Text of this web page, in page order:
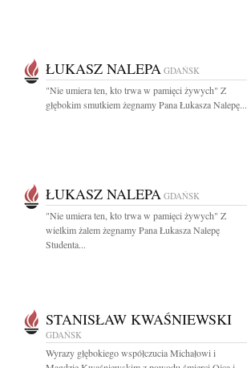
ŁUKASZ NALEPA GDAŃSK
"Nie umiera ten, kto trwa w pamięci żywych" Z
głębokim smutkiem żegnamy Pana Łukasza Nalepę...
ŁUKASZ NALEPA GDAŃSK
"Nie umiera ten, kto trwa w pamięci żywych" Z
wielkim żalem żegnamy Pana Łukasza Nalepę
Studenta...
STANISŁAW KWAŚNIEWSKI
GDAŃSK
Wyrazy głębokiego współczucia Michałowi i